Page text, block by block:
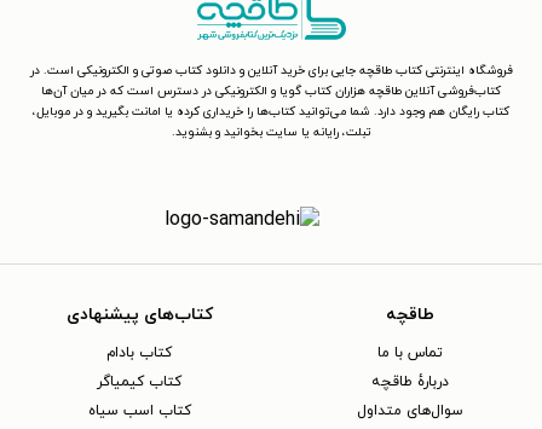
فروشگاه اینترنتی کتاب طاقچه جایی برای خرید آنلاین و دانلود کتاب صوتی و الکترونیکی است. در
کتاب‌فروشی آنلاین طاقچه هزاران کتاب گویا و الکترونیکی در دسترس است که در میان آن‌ها
کتاب رایگان هم وجود دارد. شما می‌توانید کتاب‌ها را خریداری کرده یا امانت بگیرید و در موبایل،
تبلت، رایانه یا سایت بخوانید و بشنوید.
طاقچه
تماس با ما
دربارهٔ طاقچه
سوال‌های متداول
کتاب‌های پیشنهادی
کتاب بادام
کتاب کیمیاگر
کتاب اسب سیاه